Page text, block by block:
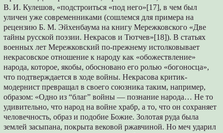
В. И. Кулешов, «подстроиться «под него»[17], в чем был
уличен уже современниками (сошлемся для примера на
рецензию Б. М. Эйхенбаума на книгу Мережковского «Две
тайны русской поэзии. Некрасов и Тютчев»[18]). В статьях
военных лет Meрежковский по-прежнему истолковывает
некрасовское отношение к народу как «обожествление»
народа, которое, якобы, обосновано его ролью «богоносца»,
что подтверждается в ходе войны. Некрасова критик-
модернист превращал в своего союзника таким, например,
образом: «Одно из “благ” войны — познание народа… Не то
удивительно, что народ на войне храбр, а то, что он сохраняет
человечность, образ и подобие Божие. Золотая руда была
землей засыпана, покрыта вековой ржавчиной. Но меч ударил